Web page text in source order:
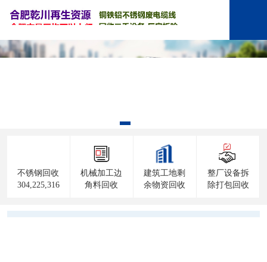
不锈钢回收
304,225,316
机械加工边
角料回收
建筑工地剩
余物资回收
整厂设备拆
除打包回收